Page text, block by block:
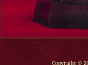
Copyright ©